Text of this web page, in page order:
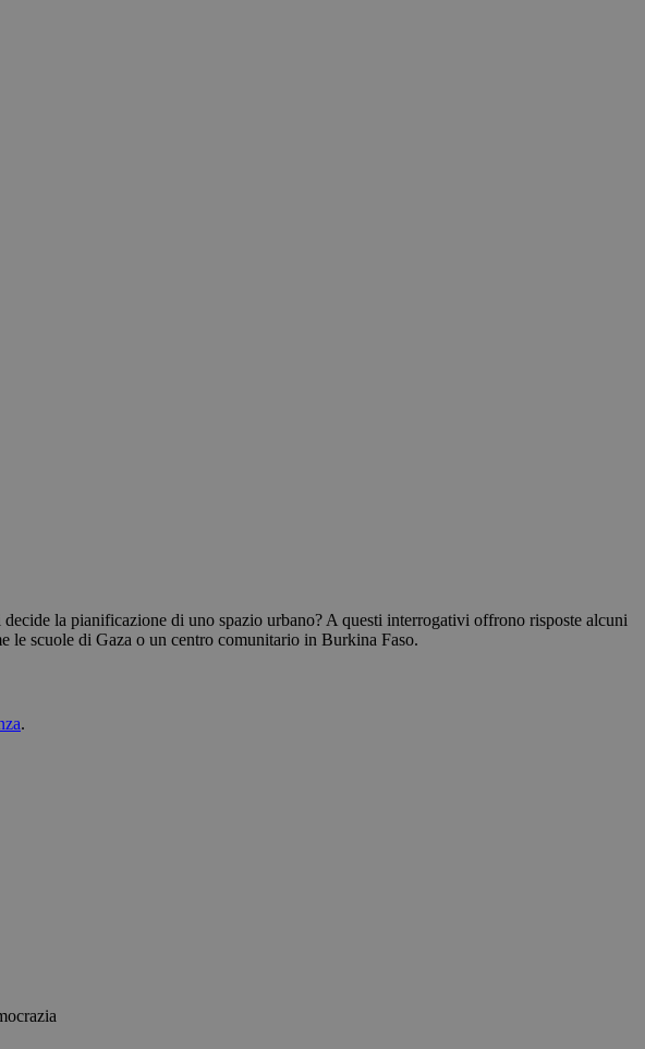
la pianificazione di uno spazio urbano? A questi interrogativi offrono risposte alcuni
le scuole di Gaza o un centro comunitario in Burkina Faso.
.